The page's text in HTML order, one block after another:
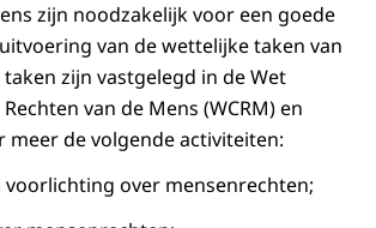
zijn noodzakelijk voor een goede
van de wettelijke taken van
taken zijn vastgelegd in de Wet
van de Mens (WCRM) en
meer de volgende activiteiten:
over mensenrechten;